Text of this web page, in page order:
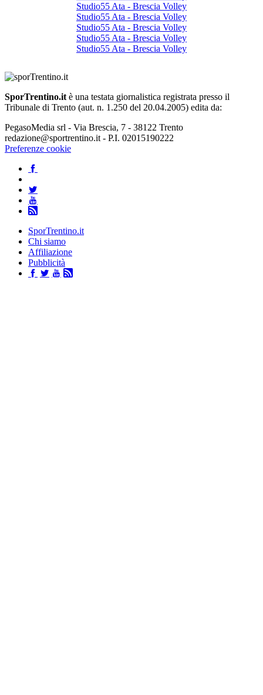
Studio55 Ata - Brescia Volley
Studio55 Ata - Brescia Volley
Studio55 Ata - Brescia Volley
Studio55 Ata - Brescia Volley
Studio55 Ata - Brescia Volley
SporTrentino.it è una testata giornalistica registrata presso il
Tribunale di Trento (aut. n. 1.250 del 20.04.2005) edita da:
PegasoMedia srl - Via Brescia, 7 - 38122 Trento
redazione@sportrentino.it - P.I. 02015190222
Preferenze cookie
SporTrentino.it
Chi siamo
Affiliazione
Pubblicità